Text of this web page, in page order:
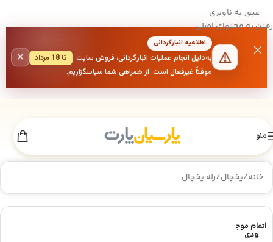
عبور به ناوبری
رفتن به محتوای اصلی
اطلاعیه انبارگردانی
به‌دلیل انجام عملیات انبارگردانی، فروش سایت
تا 18 مرداد
موقتاً غیرفعال است. از همراهی شما سپاسگزاریم.
×
منو
خانه/یخچال/رله یخچال
اتمام موج
ودی